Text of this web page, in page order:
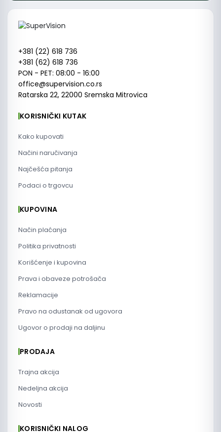
+381 (22) 618 736
+381 (62) 618 736
PON - PET: 08:00 - 16:00
office@supervision.co.rs
Ratarska 22, 22000 Sremska Mitrovica
KORISNIČKI KUTAK
Kako kupovati
Načini naručivanja
Najčešća pitanja
Podaci o trgovcu
KUPOVINA
Način plaćanja
Politika privatnosti
Korišćenje i kupovina
Prava i obaveze potrošača
Reklamacije
Pravo na odustanak od ugovora
Ugovor o prodaji na daljinu
PRODAJA
Trajna akcija
Nedeljna akcija
Novosti
KORISNIČKI NALOG